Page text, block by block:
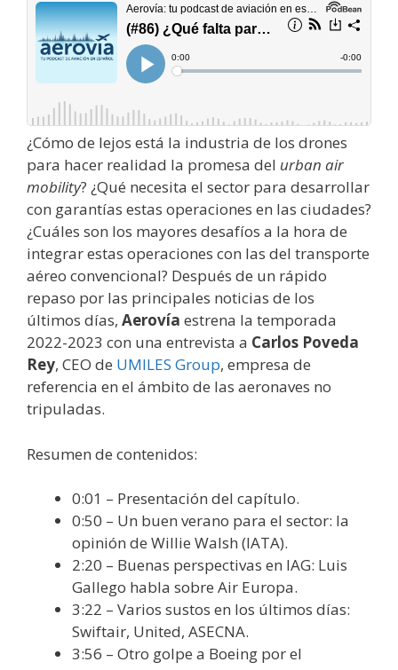
¿Cómo de lejos está la industria de los drones
para hacer realidad la promesa del urban air
mobility? ¿Qué necesita el sector para desarrollar
con garantías estas operaciones en las ciudades?
¿Cuáles son los mayores desafíos a la hora de
integrar estas operaciones con las del transporte
aéreo convencional? Después de un rápido
repaso por las principales noticias de los
últimos días, Aerovía estrena la temporada
2022-2023 con una entrevista a Carlos Poveda
Rey, CEO de UMILES Group, empresa de
referencia en el ámbito de las aeronaves no
tripuladas.
Resumen de contenidos:
0:01 – Presentación del capítulo.
0:50 – Un buen verano para el sector: la
opinión de Willie Walsh (IATA).
2:20 – Buenas perspectivas en IAG: Luis
Gallego habla sobre Air Europa.
3:22 – Varios sustos en los últimos días:
Swiftair, United, ASECNA.
3:56 – Otro golpe a Boeing por el